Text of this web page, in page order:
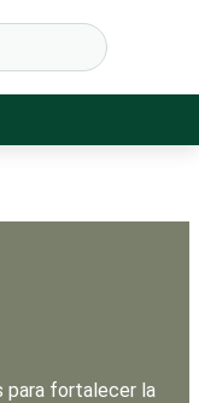
para fortalecer la